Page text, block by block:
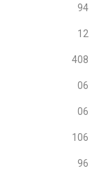
94
12
408
06
06
106
96